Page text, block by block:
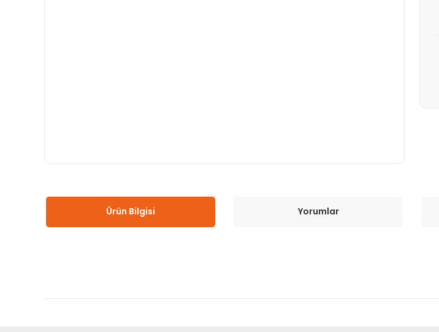
Ürün Bilgisi Yorumlar